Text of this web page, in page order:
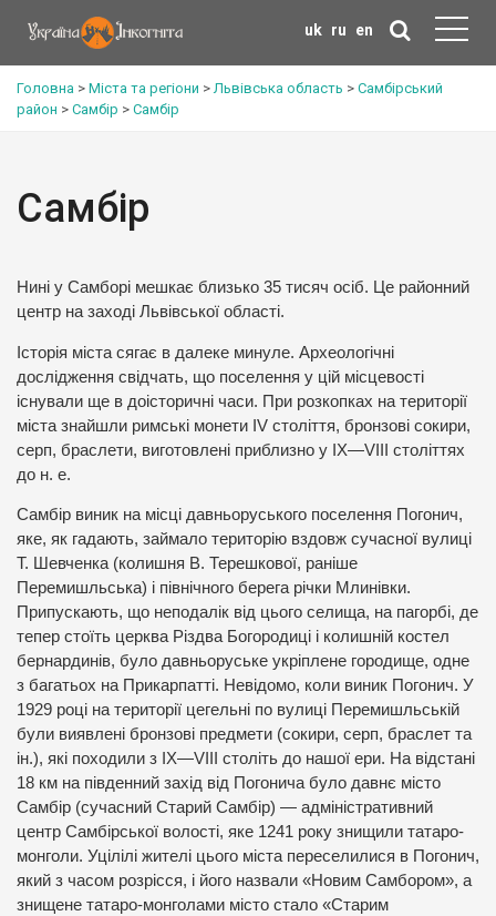
uk ru en
Головна > Міста та регіони >Львівська область > Самбірський
район > Самбір > Самбір
Самбір
Нині у Самборі мешкає близько 35 тисяч осіб. Це районний
центр на заході Львівської області.
Історія міста сягає в далеке минуле. Археологічні
дослідження свідчать, що поселення у цій місцевості
існували ще в доісторичні часи. При розкопках на території
міста знайшли римські монети IV століття, бронзові сокири,
серп, браслети, виготовлені приблизно у IX—VIII століттях
до н. е.
Самбір виник на місці давньоруського поселення Погонич,
яке, як гадають, займало територію вздовж сучасної вулиці
Т. Шевченка (колишня В. Терешкової, раніше
Перемишльська) і північного берега річки Млинівки.
Припускають, що неподалік від цього селища, на пагорбі, де
тепер стоїть церква Різдва Богородиці і колишній костел
бернардинів, було давньоруське укріплене городище, одне
з багатьох на Прикарпатті. Невідомо, коли виник Погонич. У
1929 році на території цегельні по вулиці Перемишльській
були виявлені бронзові предмети (сокири, серп, браслет та
ін.), які походили з ІХ—VIII століть до нашої ери. На відстані
18 км на південний захід від Погонича було давнє місто
Самбір (сучасний Старий Самбір) — адміністративний
центр Самбірської волості, яке 1241 року знищили татаро-
монголи. Уцілілі жителі цього міста переселилися в Погонич,
який з часом розрісся, і його назвали «Новим Самбором», а
знищене татаро-монголами місто стало «Старим